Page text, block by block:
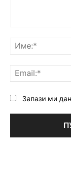
Запази ми